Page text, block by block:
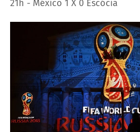
21h - México 1 X 0 Escócia